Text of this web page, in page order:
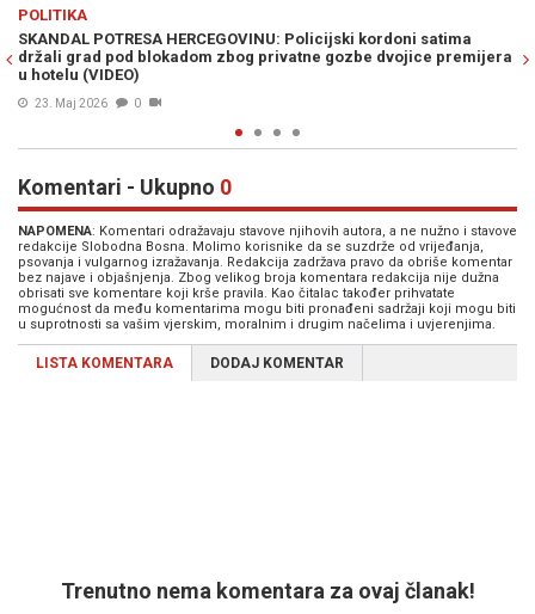
kordoni satima
dvojice premijera
MUK U BANJOJ LUCI: Premijer Srbije u
propalom projektu...
Komentari - Ukupno 0
NAPOMENA: Komentari odražavaju stavove njihovih autora, a ne nužno i stavove
redakcije Slobodna Bosna. Molimo korisnike da se suzdrže od vrijeđanja,
psovanja i vulgarnog izražavanja. Redakcija zadržava pravo da obriše komentar
bez najave i objašnjenja. Zbog velikog broja komentara redakcija nije dužna
obrisati sve komentare koji krše pravila. Kao čitalac također prihvatate
mogućnost da među komentarima mogu biti pronađeni sadržaji koji mogu biti
u suprotnosti sa vašim vjerskim, moralnim i drugim načelima i uvjerenjima.
LISTA KOMENTARA DODAJ KOMENTAR
Trenutno nema komentara za ovaj članak!